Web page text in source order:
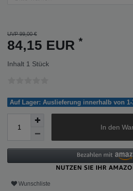
UVP 99,00 €
84,15 EUR *
Inhalt 1 Stück
Auf Lager: Auslieferung innerhalb von
In den
Wunschliste